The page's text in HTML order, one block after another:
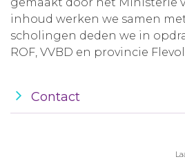
inhoud werken we samen
scholingen deden we in
ROF, VVBD en provincie
Contact